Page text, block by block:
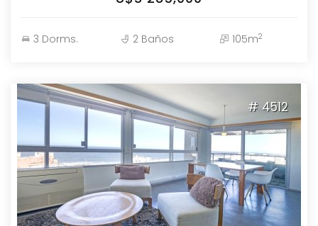
servicios : Recepción 24 hs - Gimnasio - Wi fi -
Estacionamiento - Jacuzzi exterior - - Piscina
3 Dorms. 2 Baños 105m2
# 4512